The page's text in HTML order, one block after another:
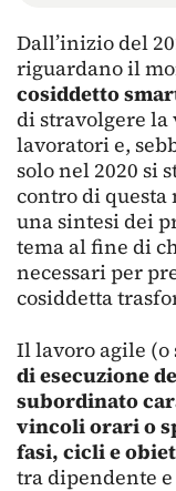
Dall’inizio del
riguardano il
cosiddetto
di stravolgere
lavoratori e,
solo nel 2020 si
contro di
una sintesi dei
tema al fine di
necessari per
cosiddetta
Il lavoro agile
di esecuzione
subordinato
vincoli orari o
fasi, cicli e
tra dipendente